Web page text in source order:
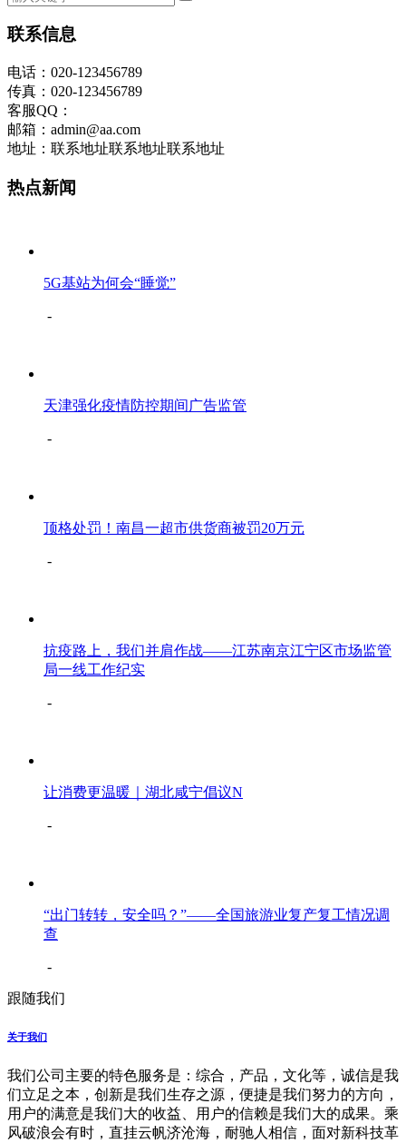
联系信息
电话：020-123456789
传真：020-123456789
客服QQ：
邮箱：admin@aa.com
地址：联系地址联系地址联系地址
热点新闻
5G基站为何会“睡觉”
-
天津强化疫情防控期间广告监管
-
顶格处罚！南昌一超市供货商被罚20万元
-
抗疫路上，我们并肩作战——江苏南京江宁区市场监管
局一线工作纪实
-
让消费更温暖｜湖北咸宁倡议N
-
“出门转转，安全吗？”——全国旅游业复产复工情况调
查
-
跟随我们
关于我们
我们公司主要的特色服务是：综合，产品，文化等，诚信是我
们立足之本，创新是我们生存之源，便捷是我们努力的方向，
用户的满意是我们大的收益、用户的信赖是我们大的成果。乘
风破浪会有时，直挂云帆济沧海，耐驰人相信，面对新科技革